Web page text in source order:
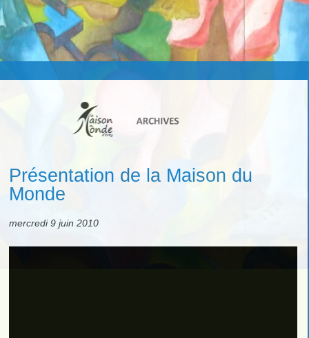
Présentation de la Maison du
Monde
mercredi 9 juin 2010